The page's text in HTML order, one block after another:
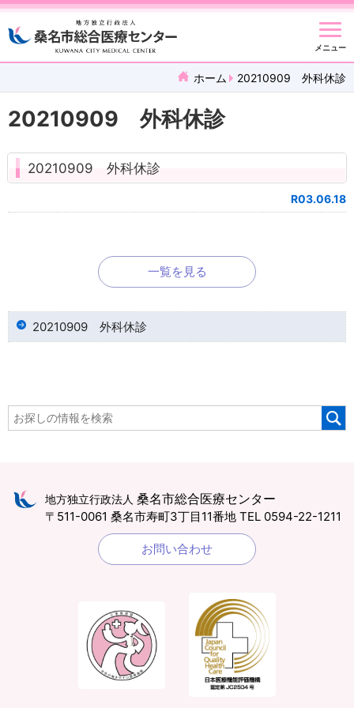
メニュー
ホーム 20210909 外科休診
20210909 外科休診
20210909 外科休診
R03.06.18
一覧を見る
20210909 外科休診
地方独立行政法人 桑名市総合医療センター
〒511-0061 桑名市寿町3丁目11番地 TEL 0594-22-1211
お問い合わせ